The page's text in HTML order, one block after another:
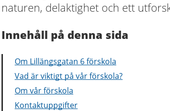
naturen, delaktighet och ett
Innehåll på denna sida
Om Lillängsgatan 6 förskola
Vad är viktigt på vår förskola?
Om vår förskola
Kontaktuppgifter